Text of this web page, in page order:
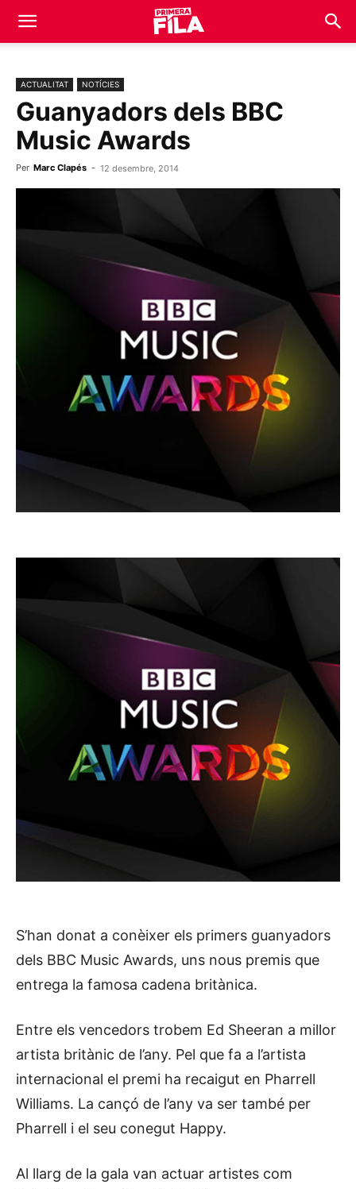
ACTUALITAT NOTÍCIES
Guanyadors dels BBC
Music Awards
Per Marc Clapés - 12 desembre, 2014
S’han donat a conèixer els primers guanyadors
dels BBC Music Awards, uns nous premis que
entrega la famosa cadena britànica.
Entre els vencedors trobem Ed Sheeran a millor
artista britànic de l’any. Pel que fa a l’artista
internacional el premi ha recaigut en Pharrell
Williams. La cançó de l’any va ser també per
Pharrell i el seu conegut Happy.
Al llarg de la gala van actuar artistes com